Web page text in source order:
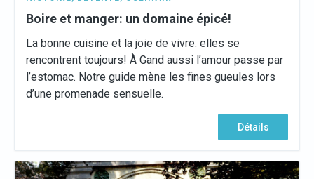
Boire et manger: un domaine épicé!
La bonne cuisine et la joie de vivre: elles se
rencontrent toujours! À Gand aussi l’amour passe par
l’estomac. Notre guide mène les fines gueules lors
d’une promenade sensuelle.
Détails